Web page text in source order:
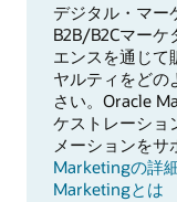
デジタル・マー
B2B/B2Cマーケ
エンスを通じて
ヤルティをどの
さい。Oracle
ケストレーショ
メーションをサ
Marketingの詳
Marketingとは